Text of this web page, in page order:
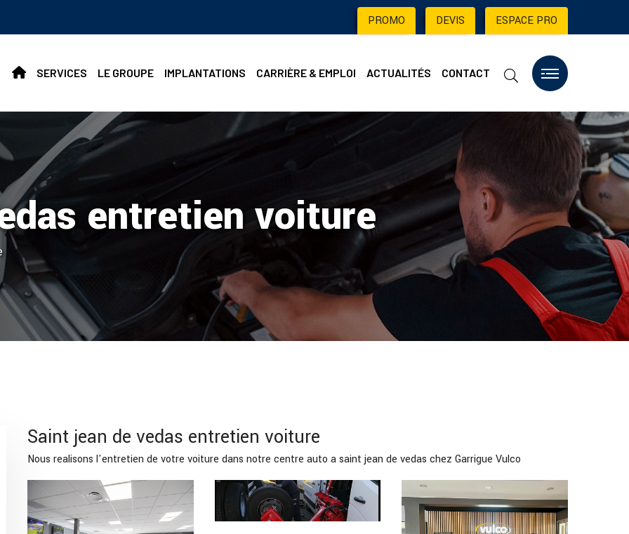
PROMO | DEVIS | ESPACE PRO
SERVICES LE GROUPE IMPLANTATIONS CARRIÈRE & EMPLOI ACTUALITÉS CONTACT
entretien voiture
Saint jean de vedas entretien voiture
Nous realisons l'entretien de votre voiture dans notre centre auto a saint jean de vedas chez Garrigue Vulco